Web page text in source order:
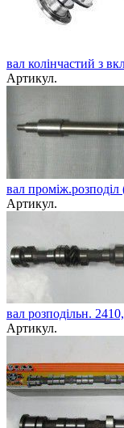
вал колінчастий з
Артикул.
вал проміж.розподіл
Артикул.
вал розподільн.
Артикул.